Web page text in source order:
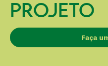
PROJETO
Faça